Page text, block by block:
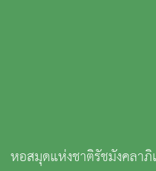
หอสมุดแห่งชาติรัชมังคลาภิ